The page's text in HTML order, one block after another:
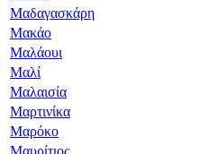
Μαδαγασκάρη
Μακάο
Μαλάουι
Μαλί
Μαλαισία
Μαρτινίκα
Μαρόκο
Μαυρίτιος